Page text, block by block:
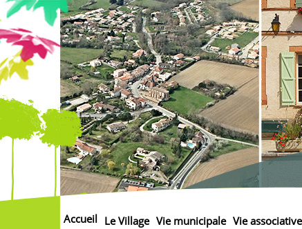
Accueil Le Village Vie municipale Vie associative